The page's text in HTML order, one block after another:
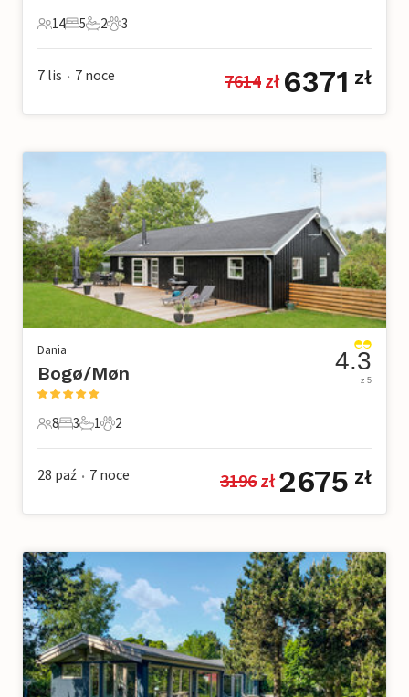
14 Goście
14
5 Sypialnie
5
2 Łazienki
2
3 Zwierzęta domowe
3
7 lis • 7 noce 7614 zł 6371 zł
Dania
Bogø/Møn
8 Goście
8
3 Sypialnie
3
1 Łazienka
1
2 Zwierzęta domowe
2
4.3
z 5
28 paź • 7 noce 3196 zł 2675 zł